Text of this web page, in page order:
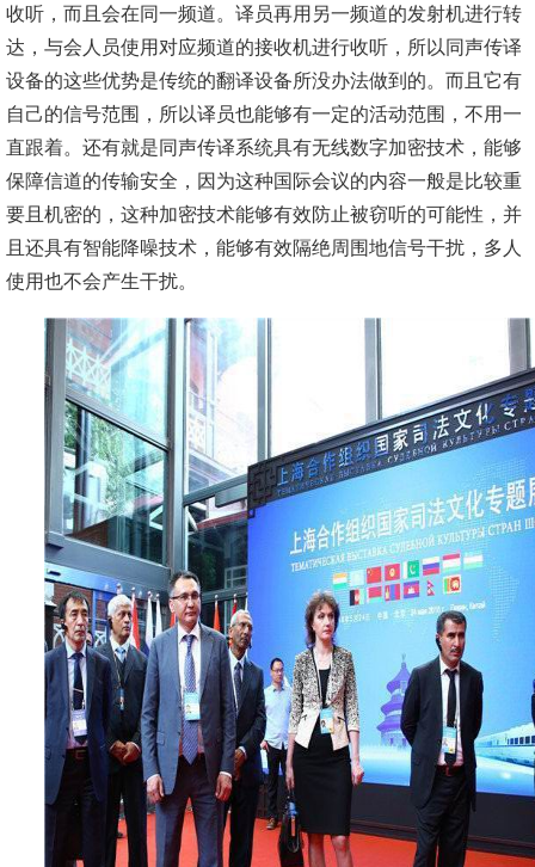
收听，而且会在同一频道。译员再用另一频道的发射机进行转
达，与会人员使用对应频道的接收机进行收听，所以同声传译
设备的这些优势是传统的翻译设备所没办法做到的。而且它有
自己的信号范围，所以译员也能够有一定的活动范围，不用一
直跟着。还有就是同声传译系统具有无线数字加密技术，能够
保障信道的传输安全，因为这种国际会议的内容一般是比较重
要且机密的，这种加密技术能够有效防止被窃听的可能性，并
且还具有智能降噪技术，能够有效隔绝周围地信号干扰，多人
使用也不会产生干扰。